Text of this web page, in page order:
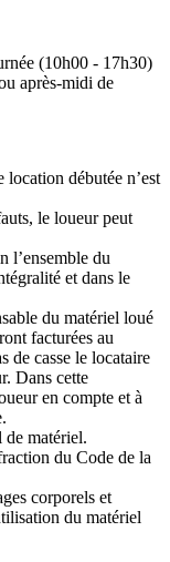
(10h00 - 17h30)
après-midi de
location débutée n’est
le loueur peut
l’ensemble du
et dans le
du matériel loué
facturées au
de casse le locataire
Dans cette
en compte et à
de matériel.
du Code de la
corporels et
du matériel